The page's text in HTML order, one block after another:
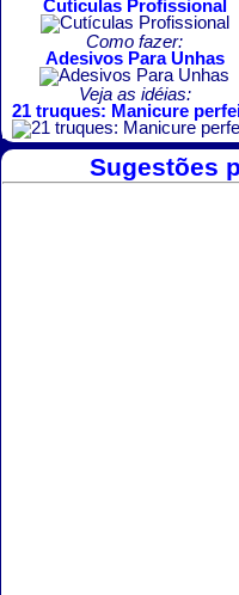
Cutículas Profissional
Como fazer:
Adesivos Para Unhas
Veja as idéias:
21 truques: Manicure
Sugestões